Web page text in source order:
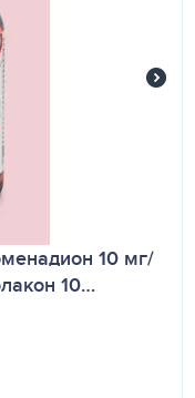
10 мг/
10…